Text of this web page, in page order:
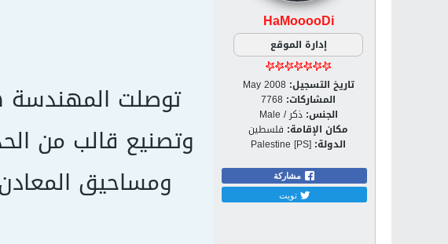
HaMooooDi
إدارة الموقع
تاريخ التسجيل: May 2008
المشاركات: 7768
الجنس: ذكر / Male
مكان الإقامة: فلسطين
الدولة: Palestine [PS]
مشاركة
تويت
توصلت المهندسة
وتصنيع قالب من
ومساحيق